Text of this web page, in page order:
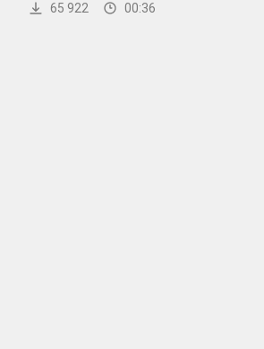
65 922 00:36